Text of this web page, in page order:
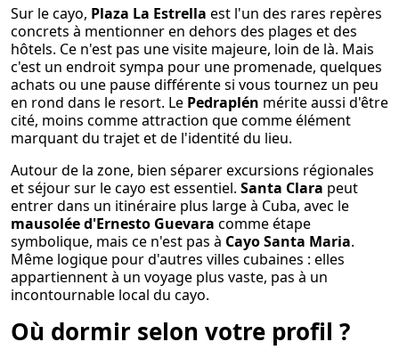
Sur le cayo, Plaza La Estrella est l'un des rares repères
concrets à mentionner en dehors des plages et des
hôtels. Ce n'est pas une visite majeure, loin de là. Mais
c'est un endroit sympa pour une promenade, quelques
achats ou une pause différente si vous tournez un peu
en rond dans le resort. Le Pedraplén mérite aussi d'être
cité, moins comme attraction que comme élément
marquant du trajet et de l'identité du lieu.
Autour de la zone, bien séparer excursions régionales
et séjour sur le cayo est essentiel. Santa Clara peut
entrer dans un itinéraire plus large à Cuba, avec le
mausolée d'Ernesto Guevara comme étape
symbolique, mais ce n'est pas à Cayo Santa Maria.
Même logique pour d'autres villes cubaines : elles
appartiennent à un voyage plus vaste, pas à un
incontournable local du cayo.
Où dormir selon votre profil ?